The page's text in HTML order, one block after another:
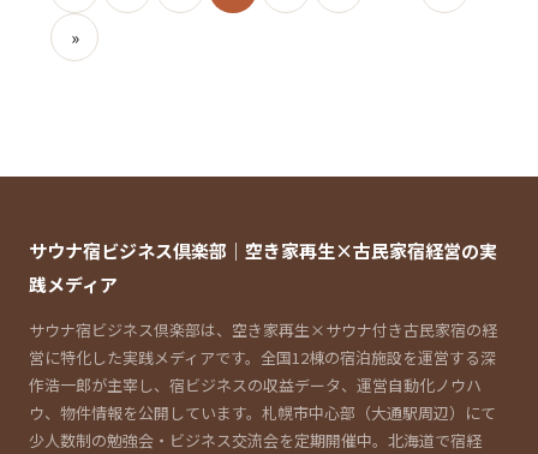
稿
の
送
り
»
サウナ宿ビジネス倶楽部｜空き家再生×古民家宿経営の実
践メディア
サウナ宿ビジネス倶楽部は、空き家再生×サウナ付き古民家宿の経
営に特化した実践メディアです。全国12棟の宿泊施設を運営する深
作浩一郎が主宰し、宿ビジネスの収益データ、運営自動化ノウハ
ウ、物件情報を公開しています。札幌市中心部（大通駅周辺）にて
少人数制の勉強会・ビジネス交流会を定期開催中。北海道で宿経